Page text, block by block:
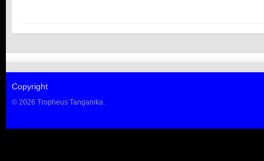
Copyright
© 2026 Tropheus Tanganika.